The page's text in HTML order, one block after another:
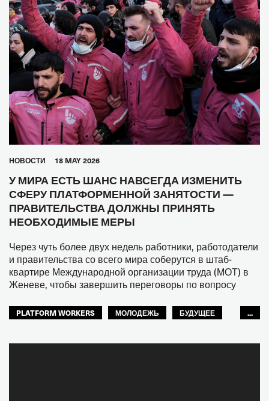
HОВОСТИ 18 MAY 2026
У МИРА ЕСТЬ ШАНС НАВСЕГДА ИЗМЕНИТЬ
СФЕРУ ПЛАТФОРМЕННОЙ ЗАНЯТОСТИ —
ПРАВИТЕЛЬСТВА ДОЛЖНЫ ПРИНЯТЬ
НЕОБХОДИМЫЕ МЕРЫ
Через чуть более двух недель работники, работодатели
и правительства со всего мира соберутся в штаб-
квартире Международной организации труда (МОТ) в
Женеве, чтобы завершить переговоры по вопросу
PLATFORM WORKERS МОЛОДЕЖЬ
БУДУЩЕЕ
...